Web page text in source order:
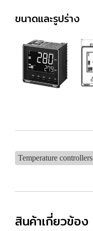
ขนาดและรูปร่าง
Temperature controllers
สินค้าเกี่ยวข้อง